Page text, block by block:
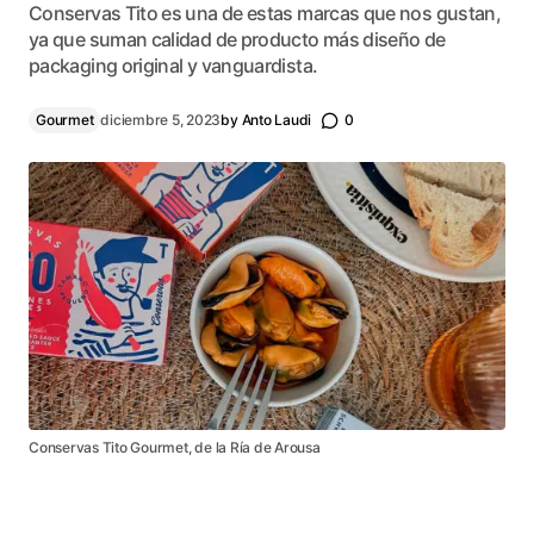
Conservas Tito es una de estas marcas que nos gustan,
ya que suman calidad de producto más diseño de
packaging original y vanguardista.
Gourmet diciembre 5, 2023by Anto Laudi 0
Conservas Tito Gourmet, de la Ría de Arousa